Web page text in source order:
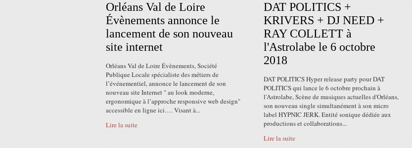
Orléans Val de Loire
Évènements annonce le
lancement de son nouveau
site internet
Orléans Val de Loire Évènements, Société
Publique Locale spécialiste des métiers de
l’événementiel, annonce le lancement de son
nouveau site Internet " au look moderne,
ergonomique à l’approche responsive web design"
accessible en ligne ici…. Visant à...
Lire la suite
DAT POLITICS +
KRIVERS + DJ NEED +
RAY COLLETT à
l'Astrolabe le 6 octobre
2018
DAT POLITICS Hyper release party pour DAT
POLITICS qui lance le 6 octobre prochain à
l'Astrolabe, Scène de musiques actuelles d'Orléans,
son nouveau single simultanément à son micro
label HYPNIC JERK. Entité sonique dédiée aux
productions et collaborations...
Lire la suite